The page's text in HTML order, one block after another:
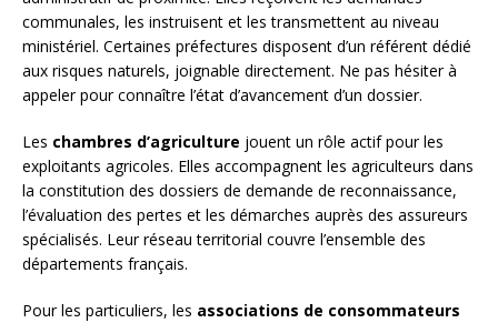
communales, les instruisent et les transmettent au niveau
ministériel. Certaines préfectures disposent d’un référent dédié
aux risques naturels, joignable directement. Ne pas hésiter à
appeler pour connaître l’état d’avancement d’un dossier.
Les chambres d’agriculture jouent un rôle actif pour les
exploitants agricoles. Elles accompagnent les agriculteurs dans
la constitution des dossiers de demande de reconnaissance,
l’évaluation des pertes et les démarches auprès des assureurs
spécialisés. Leur réseau territorial couvre l’ensemble des
départements français.
Pour les particuliers, les associations de consommateurs